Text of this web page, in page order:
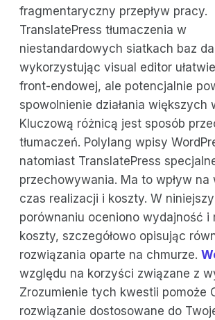
fragmentaryczny przepływ pracy.
TranslatePress tłumaczenia w
niestandardowych siatkach baz
wykorzystując visual editor
front-endowej, ale potencjalnie
spowolnienie działania większych
Kluczową różnicą jest sposób
tłumaczeń. Polylang wpisy
natomiast TranslatePress
przechowywania. Ma to wpływ na
czas realizacji i koszty. W
porównaniu oceniono wydajność i
koszty, szczegółowo opisując
rozwiązania oparte na chmurze.
względu na korzyści związane z
Zrozumienie tych kwestii pomoże
rozwiązanie dostosowane do